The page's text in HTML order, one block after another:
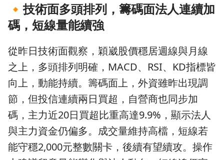
🔸技術面多頭排列，籌碼面法人連續加
碼，短線量能續強
從昨日技術面觀察，穎崴股價穩居週線與月線
之上，多頭排列明確，MACD、RSI、KD指標皆
向上，動能持續。籌碼面上，外資雖昨出現調
節，但投信連續兩日買超，自營商也同步加
碼，主力近20日買超比重高達9.9%，顯示法人
與主力資金仍偏多。成交量維持高檔，短線若
能守穩2,000元整數關卡，後續有望續攻。操作